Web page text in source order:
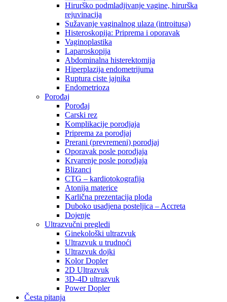
Hirurško podmladjivanje vagine, hirurška
rejuvinacija
Sužavanje vaginalnog ulaza (introitusa)
Histeroskopija: Priprema i oporavak
Vaginoplastika
Laparoskopija
Abdominalna histerektomija
Hiperplazija endometrijuma
Ruptura ciste jajnika
Endometrioza
Porođaj
Porođaj
Carski rez
Komplikacije porodjaja
Priprema za porodjaj
Prerani (prevremeni) porodjaj
Oporavak posle porodjaja
Krvarenje posle porodjaja
Blizanci
CTG – kardiotokografija
Atonija materice
Karlična prezentacija ploda
Duboko usadjena posteljica – Accreta
Dojenje
Ultrazvučni pregledi
Ginekološki ultrazvuk
Ultrazvuk u trudnoći
Ultrazvuk dojki
Kolor Dopler
2D Ultrazvuk
3D-4D ultrazvuk
Power Dopler
Česta pitanja